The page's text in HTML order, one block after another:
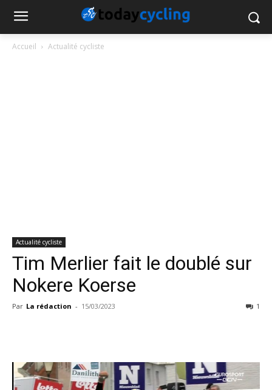
Accueil Actualité cycliste
Actualité cycliste
Tim Merlier fait le doublé sur
Nokere Koerse
Par La rédaction - 15/03/2023 1